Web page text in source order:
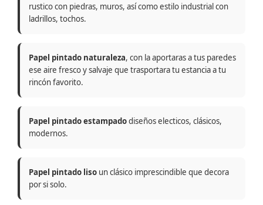
rustico con piedras, muros, así como estilo industrial con
ladrillos, tochos.
Papel pintado naturaleza, con la aportaras a tus paredes
ese aire fresco y salvaje que trasportara tu estancia a tu
rincón favorito.
Papel pintado estampadodiseños electicos, clásicos,
modernos.
Papel pintado liso un clásico imprescindible que decora
por si solo.